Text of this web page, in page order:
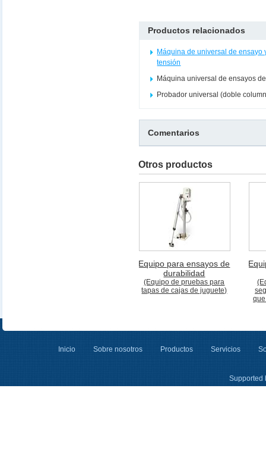
Productos relacionados
Máquina de universal de ensayo
tensión
Máquina universal de ensayos
Probador universal (doble
Comentarios
Otros productos
Equipo para ensayos de
durabilidad
(Equipo de pruebas para
tapas de cajas de juguete)
Inicio Sobre nosotros Productos Servicios
Supported